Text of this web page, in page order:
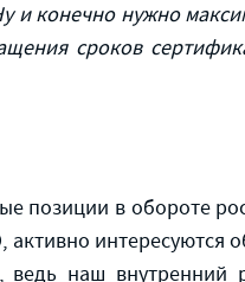
и конечно нужно
сроков
позиции в обороте
интересуются
ведь наш